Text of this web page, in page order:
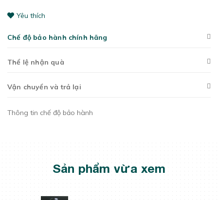
Yêu thích
Chế độ bảo hành chính hãng
Thể lệ nhận quà
Vận chuyển và trả lại
Thông tin chế độ bảo hành
Sản phẩm vừa xem